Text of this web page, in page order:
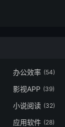
办公效率 (54)
影视APP (39)
小说阅读 (32)
应用软件 (28)